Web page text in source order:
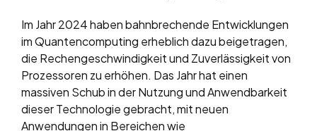
Im Jahr 2024 haben bahnbrechende Entwicklungen
im Quantencomputing erheblich dazu beigetragen,
die Rechengeschwindigkeit und Zuverlässigkeit von
Prozessoren zu erhöhen. Das Jahr hat einen
massiven Schub in der Nutzung und Anwendbarkeit
dieser Technologie gebracht, mit neuen
Anwendungen in Bereichen wie